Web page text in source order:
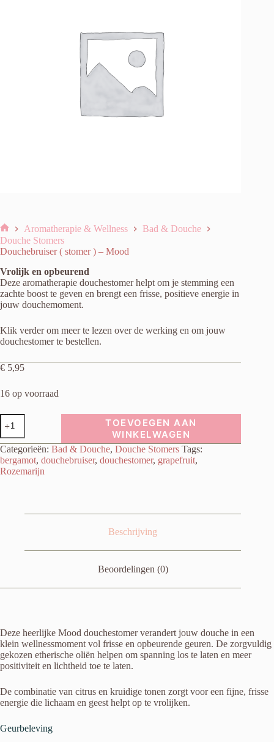
Home
Aromatherapie & Wellness
Bad & Douche
Douche Stomers
Douchebruiser ( stomer ) – Mood
Vrolijk en opbeurend
Deze aromatherapie douchestomer helpt om je stemming een
zachte boost te geven en brengt een frisse, positieve energie in
jouw douchemoment.
Klik verder om meer te lezen over de werking en om jouw
douchestomer te bestellen.
€ 5,95
16 op voorraad
Douchebruiser
stomer
)
-
Mood
TOEVOEGEN AAN
WINKELWAGEN
Categorieën: Bad & Douche, Douche Stomers Tags:
bergamot, douchebruiser, douchestomer, grapefruit,
Rozemarijn
Beschrijving
Beoordelingen (0)
Deze heerlijke Mood douchestomer verandert jouw douche in een
klein wellnessmoment vol frisse en opbeurende geuren. De zorgvuldig
gekozen etherische oliën helpen om spanning los te laten en meer
positiviteit en lichtheid toe te laten.
De combinatie van citrus en kruidige tonen zorgt voor een fijne, frisse
energie die lichaam en geest helpt op te vrolijken.
Geurbeleving